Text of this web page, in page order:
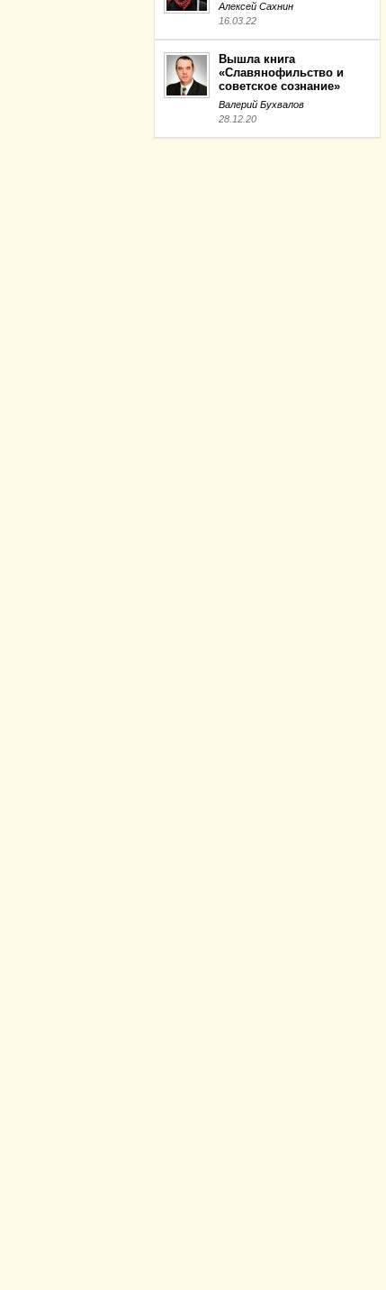
Алексей Сахнин
16.03.22
Вышла книга
«Славянофильство и
советское сознание»
Валерий Бухвалов
28.12.20